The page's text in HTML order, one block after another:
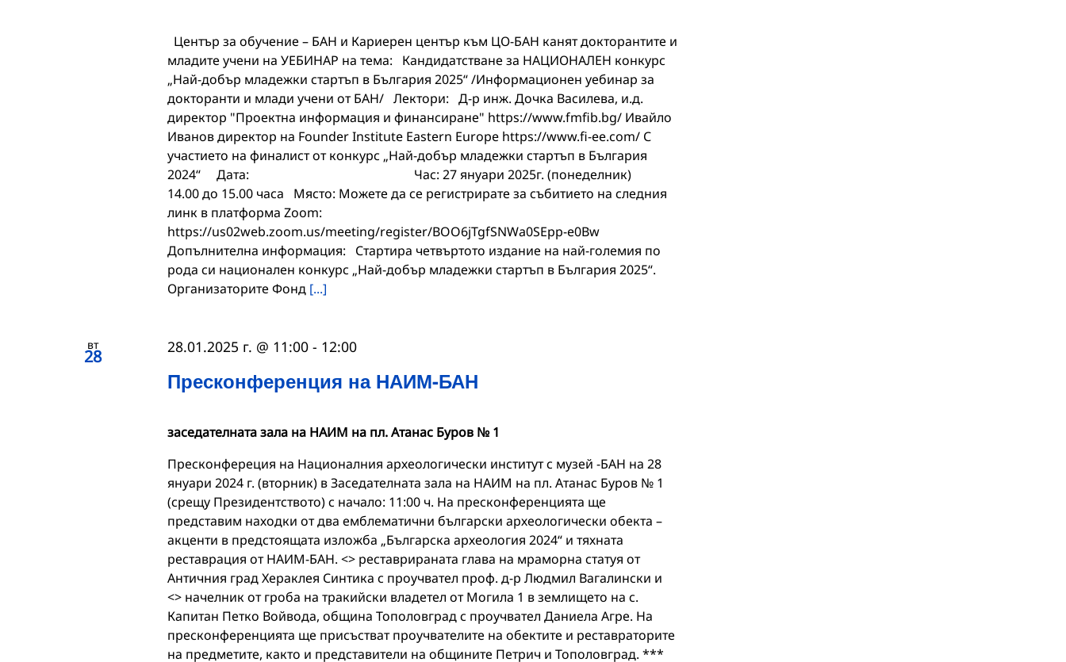
Център за обучение – БАН и Кариерен център към ЦО-БАН канят докторантите и
младите учени на УЕБИНАР на тема: Кандидатстване за НАЦИОНАЛЕН конкурс
„Най-добър младежки стартъп в България 2025“ /Информационен уебинар за
докторанти и млади учени от БАН/ Лектори: Д-р инж. Дочка Василева, и.д.
директор "Проектна информация и финансиране" https://www.fmfib.bg/ Ивайло
Иванов директор на Founder Institute Eastern Europe https://www.fi-ee.com/ С
участието на финалист от конкурс „Най-добър младежки стартъп в България
2024“ Дата: Час: 27 януари 2025г. (понеделник)
14.00 до 15.00 часа Място: Можете да се регистрирате за събитието на следния
линк в платформа Zoom:
https://us02web.zoom.us/meeting/register/BOO6jTgfSNWa0SEpp-e0Bw
Допълнителна информация: Стартира четвъртото издание на най-големия по
рода си национален конкурс „Най-добър младежки стартъп в България 2025“.
Организаторите Фонд [...]
вт
28
Пресконференция на НАИМ-БАН
28.01.2025 г. @ 11:00- 12:00
заседателната зала на НАИМ на пл. Атанас Буров № 1
Пресконфереция на Националния археологически институт с музей -БАН на 28
януари 2024 г. (вторник) в Заседателната зала на НАИМ на пл. Атанас Буров № 1
(срещу Президентството) с начало: 11:00 ч. На пресконференцията ще
представим находки от два емблематични български археологически обекта –
акценти в предстоящата изложба „Българска археология 2024“ и тяхната
реставрация от НАИМ-БАН. <> реставрираната глава на мраморна статуя от
Античния град Хераклея Синтика с проучвател проф. д-р Людмил Вагалински и
<> начелник от гроба на тракийски владетел от Могила 1 в землището на с.
Капитан Петко Войвода, община Тополовград с проучвател Даниела Агре. На
пресконференцията ще присъстват проучвателите на обектите и реставраторите
на предметите, както и представители на общините Петрич и Тополовград. ***